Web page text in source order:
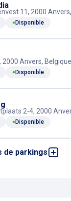
tram
11, 2000
Disponible
2000 Anvers, Belgique
Disponible
2-4, 2000
Disponible
de parkings